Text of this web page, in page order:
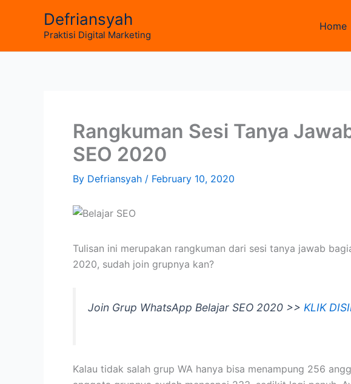
Defriansyah
Praktisi Digital Marketing
Home
Rangkuman Sesi Tanya
SEO 2020
By Defriansyah / February 10, 2020
Tulisan ini merupakan rangkuman dari sesi tanya jawab
2020, sudah join grupnya kan?
Join Grup WhatsApp Belajar SEO 2020 >> KLIK
Kalau tidak salah grup WA hanya bisa menampung 256